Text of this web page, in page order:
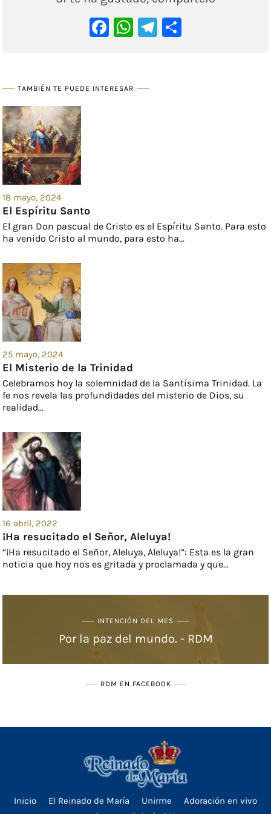
Facebook
WhatsApp
Telegram
TAMBIÉN TE PUEDE INTERESAR
18 mayo, 2024
El Espíritu Santo
El gran Don pascual de Cristo es el Espíritu Santo. Para esto
ha venido Cristo al mundo, para esto ha...
25 mayo, 2024
El Misterio de la Trinidad
Celebramos hoy la solemnidad de la Santísima Trinidad. La
fe nos revela las profundidades del misterio de Dios, su
realidad...
16 abril, 2022
¡Ha resucitado el Señor, Aleluya!
“¡Ha resucitado el Señor, Aleluya, Aleluya!”: Esta es la gran
noticia que hoy nos es gritada y proclamada y que...
INTENCIÓN DEL MES
Por la paz del mundo. - RDM
RDM EN FACEBOOK
Inicio El Reinado de María Unirme
Adoración en vivo